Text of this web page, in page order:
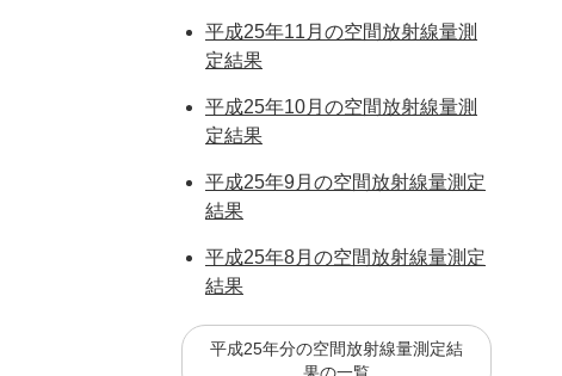
平成25年11月の空間放射線量測
定結果
平成25年10月の空間放射線量測
定結果
平成25年9月の空間放射線量測定
結果
平成25年8月の空間放射線量測定
結果
平成25年分の空間放射線量測定結